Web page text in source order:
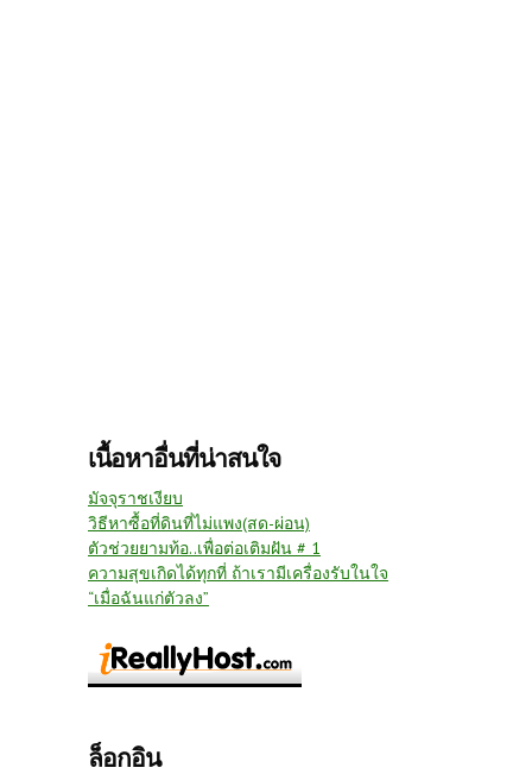
เนื้อหาอื่นที่น่าสนใจ
มัจจุราชเงียบ
วิธีหาซื้อที่ดินที่ไม่แพง(สด-ผ่อน)
ตัวช่วยยามท้อ..เพื่อต่อเติมฝัน # 1
ความสุขเกิดได้ทุกที่ ถ้าเรามีเครื่องรับในใจ
“เมื่อฉันแก่ตัวลง”
ล็อกอิน